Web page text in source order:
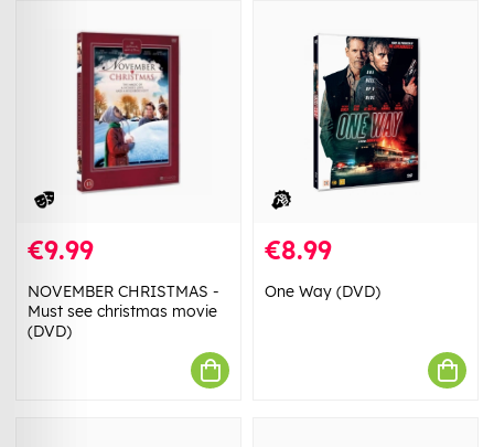
€9.99
NOVEMBER CHRISTMAS -
Must see christmas movie
(DVD)
€8.99
One Way (DVD)